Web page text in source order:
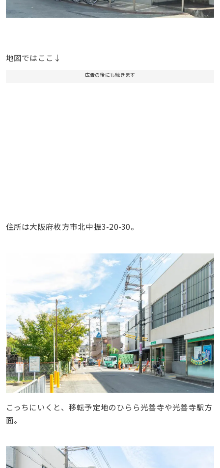
地図ではここ↓
広告の後にも続きます
住所は大阪府枚方市北中振3-20-30。
こっちにいくと、移転予定地のひらら光善寺や光善寺駅方
面。